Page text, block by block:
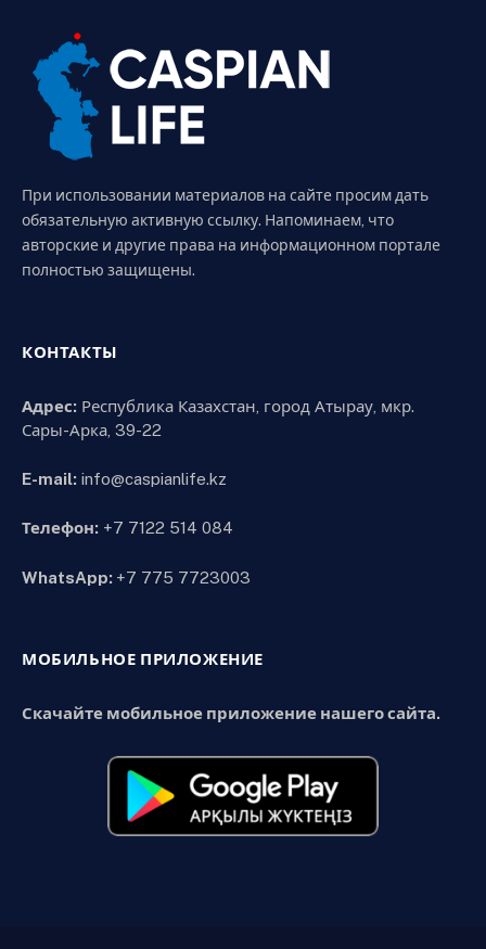
При использовании материалов на сайте просим дать
обязательную активную ссылку. Напоминаем, что
авторские и другие права на информационном портале
полностью защищены.
КОНТАКТЫ
Адрес: Республика Казахстан, город Атырау, мкр.
Сары-Арка, 39-22
E-mail: info@caspianlife.kz
Телефон: +7 7122 514 084
WhatsApp: +7 775 7723003
МОБИЛЬНОЕ ПРИЛОЖЕНИЕ
Скачайте мобильное приложение нашего сайта.